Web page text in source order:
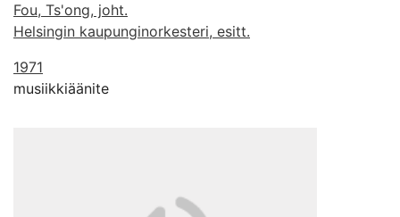
Fou, Ts'ong, joht.
Helsingin kaupunginorkesteri, esitt.
1971
musiikkiäänite